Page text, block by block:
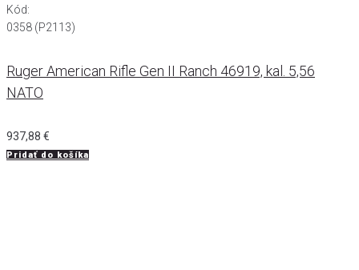
Kód:
0358 (P2113)
Ruger American Rifle Gen II Ranch 46919, kal. 5,56
NATO
937,88 €
Pridať do košíka